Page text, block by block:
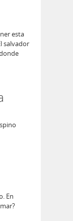
esta
salvador
En